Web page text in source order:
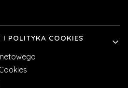
I POLITYKA COOKIES